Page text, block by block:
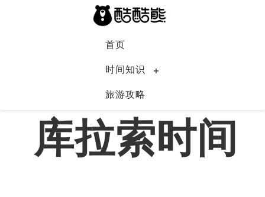
首页
时间知识
旅游攻略
库拉索
库拉索时间